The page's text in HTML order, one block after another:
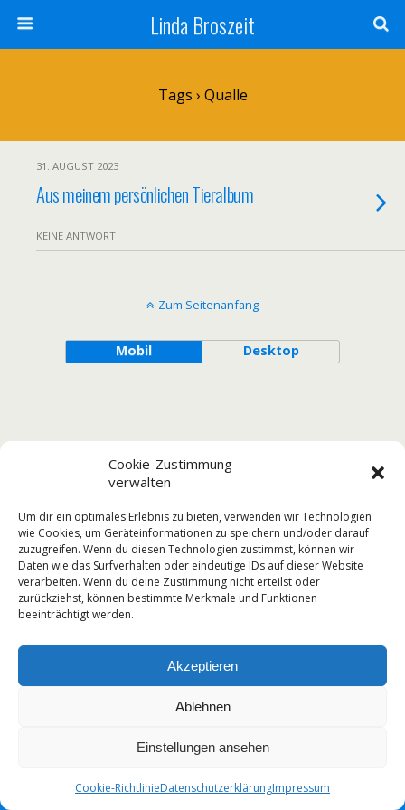
Cookie-Zustimmung
verwalten
Um dir ein optimales Erlebnis zu bieten, verwenden wir Technologien
wie Cookies, um Geräteinformationen zu speichern und/oder darauf
zuzugreifen. Wenn du diesen Technologien zustimmst, können wir
Daten wie das Surfverhalten oder eindeutige IDs auf dieser Website
verarbeiten. Wenn du deine Zustimmung nicht erteilst oder
zurückziehst, können bestimmte Merkmale und Funktionen
beeinträchtigt werden.
Akzeptieren
Ablehnen
Einstellungen ansehen
Cookie-RichtlinieDatenschutzerklärungImpressum
Linda Broszeit
Tags › Qualle
31. AUGUST 2023
Aus meinem persönlichen Tieralbum
KEINE ANTWORT
Zum Seitenanfang
Mobil Desktop